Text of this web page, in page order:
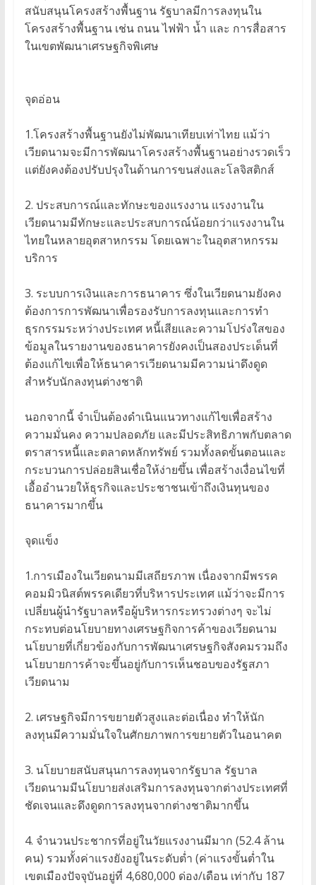
สนับสนุนโครงสร้างพื้นฐาน รัฐบาลมีการลงทุนใน
โครงสร้างพื้นฐาน เช่น ถนน ไฟฟ้า น้ำ และ การสื่อสาร
ในเขตพัฒนาเศรษฐกิจพิเศษ
จุดอ่อน
1.โครงสร้างพื้นฐานยังไม่พัฒนาเทียบเท่าไทย แม้ว่า
เวียดนามจะมีการพัฒนาโครงสร้างพื้นฐานอย่างรวดเร็ว
แต่ยังคงต้องปรับปรุงในด้านการขนส่งและโลจิสติกส์
2. ประสบการณ์และทักษะของแรงงาน แรงงานใน
เวียดนามมีทักษะและประสบการณ์น้อยกว่าแรงงานใน
ไทยในหลายอุตสาหกรรม โดยเฉพาะในอุตสาหกรรม
บริการ
3. ระบบการเงินและการธนาคาร ซึ่งในเวียดนามยังคง
ต้องการการพัฒนาเพื่อรองรับการลงทุนและการทำ
ธุรกรรมระหว่างประเทศ หนี้เสียและความโปร่งใสของ
ข้อมูลในรายงานของธนาคารยังคงเป็นสองประเด็นที่
ต้องแก้ไขเพื่อให้ธนาคารเวียดนามมีความน่าดึงดูด
สำหรับนักลงทุนต่างชาติ
นอกจากนี้ จำเป็นต้องดำเนินแนวทางแก้ไขเพื่อสร้าง
ความมั่นคง ความปลอดภัย และมีประสิทธิภาพกับตลาด
ตราสารหนี้และตลาดหลักทรัพย์ รวมทั้งลดขั้นตอนและ
กระบวนการปล่อยสินเชื่อให้ง่ายขึ้น เพื่อสร้างเงื่อนไขที่
เอื้ออำนวยให้ธุรกิจและประชาชนเข้าถึงเงินทุนของ
ธนาคารมากขึ้น
จุดแข็ง
1.การเมืองในเวียดนามมีเสถียรภาพ เนื่องจากมีพรรค
คอมมิวนิสต์พรรคเดียวที่บริหารประเทศ แม้ว่าจะมีการ
เปลี่ยนผู้นำรัฐบาลหรือผู้บริหารกระทรวงต่างๆ จะไม่
กระทบต่อนโยบายทางเศรษฐกิจการค้าของเวียดนาม
นโยบายที่เกี่ยวข้องกับการพัฒนาเศรษฐกิจสังคมรวมถึง
นโยบายการค้าจะขึ้นอยู่กับการเห็นชอบของรัฐสภา
เวียดนาม
2. เศรษฐกิจมีการขยายตัวสูงและต่อเนื่อง ทำให้นัก
ลงทุนมีความมั่นใจในศักยภาพการขยายตัวในอนาคต
3. นโยบายสนับสนุนการลงทุนจากรัฐบาล รัฐบาล
เวียดนามมีนโยบายส่งเสริมการลงทุนจากต่างประเทศที่
ชัดเจนและดึงดูดการลงทุนจากต่างชาติมากขึ้น
4. จำนวนประชากรที่อยู่ในวัยแรงงานมีมาก (52.4 ล้าน
คน) รวมทั้งค่าแรงยังอยู่ในระดับต่ำ (ค่าแรงขั้นต่ำใน
เขตเมืองปัจจุบันอยู่ที่ 4,680,000 ด่อง/เดือน เท่ากับ 187